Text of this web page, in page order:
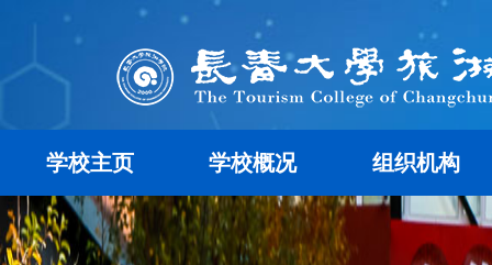
学校主页 学校概况 组织机构